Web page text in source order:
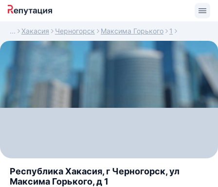
Хакасия Черногорск Максима Горького 1
Республика Хакасия, г Черногорск, ул
Максима Горького, д 1